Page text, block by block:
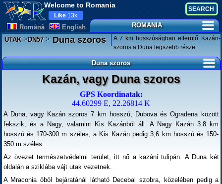
Welcome to Romania
Românã English
Like 13k
ROMANIA
UTAK>DN57>Duna szoros
A 7 km hosszúságban elterülő Kazán-
szoros a Duna legszebb része.
Duna szoros
Kazán, vagy Duna szoros
GPS Koordinatak:
44.60299 E, 22.26814 K
A Duna, vagy Kazán szoros 7 km hosszú, Dubova és Ogradena között
fekszik, és a Nagy, valamint Kis Kazánból áll. A Nagy Kazán 3.8 km
hosszú és 170-300 m széles, a Kis Kazán pedig 3,6 km hosszú és 150-
350 m széles.
Az övezet természetvédelmi terület, itt nő a kazáni tulipán. A Duna két
oldalán a sziklába vájt utak vezetnek.
A Mraconia öböl bejáratánál látható Decebal szobra, közelében pedig a